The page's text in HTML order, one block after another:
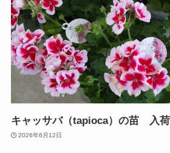
キャッサバ（tapioca）の苗 入
2026年6月12日